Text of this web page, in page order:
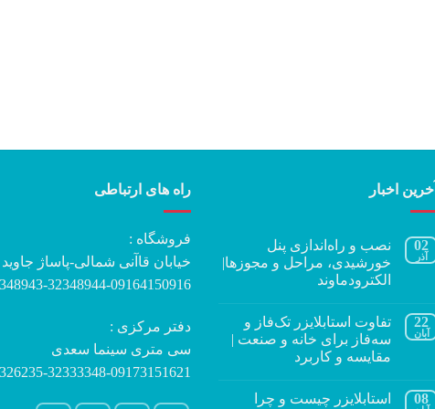
آخرین اخبار
02
آذر
نصب و راه‌اندازی پنل
خورشیدی، مراحل و مجوزها|
الکترودماوند
22
آبان
تفاوت استابلایزر تک‌فاز و
سه‌فاز برای خانه و صنعت |
مقایسه و کاربرد
08
استابلایزر چیست و چرا
راه های ارتباطی
فروشگاه :
خیابان قاآنی شمالی-پاساژ جاوید
32348944-09164150916
دفتر مرکزی :
سی متری سینما سعدی
32333348-09173151621